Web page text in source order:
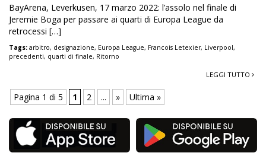
BayArena, Leverkusen, 17 marzo 2022: l’assolo nel finale di
Jeremie Boga per passare ai quarti di Europa League da
retrocessi […]
Tags: arbitro, designazione, Europa League, Francois Letexier, Liverpool,
precedenti, quarti di finale, Ritorno
LEGGI TUTTO
Pagina 1 di 5 1 2 ... » Ultima »